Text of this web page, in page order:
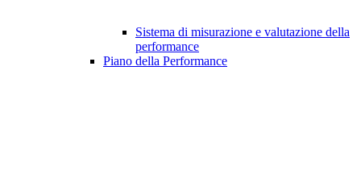
Sistema di misurazione e valutazione della
performance
Piano della Performance